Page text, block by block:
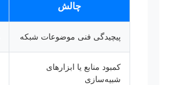
چالش
پیچیدگی فنی موضوعات شبکه
کمبود منابع یا ابزارهای
شبیه‌سازی